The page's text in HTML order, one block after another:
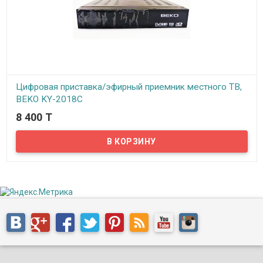
Цифровая приставка/эфирный приемник местного ТВ,
BEKO KY-2018C
В наличии
Представляем вам цифровую приставку/эфирный приемник
местного ТВ, BEKO KY-2018C. Данная приставка принимает
цифровое эфирное телевидение с обычных дециметровых
можно через разъемы RCA, либо выводить цифровой сигнал
через разъем HDMI. Цифровую приставку легко подключить и
8 400 T